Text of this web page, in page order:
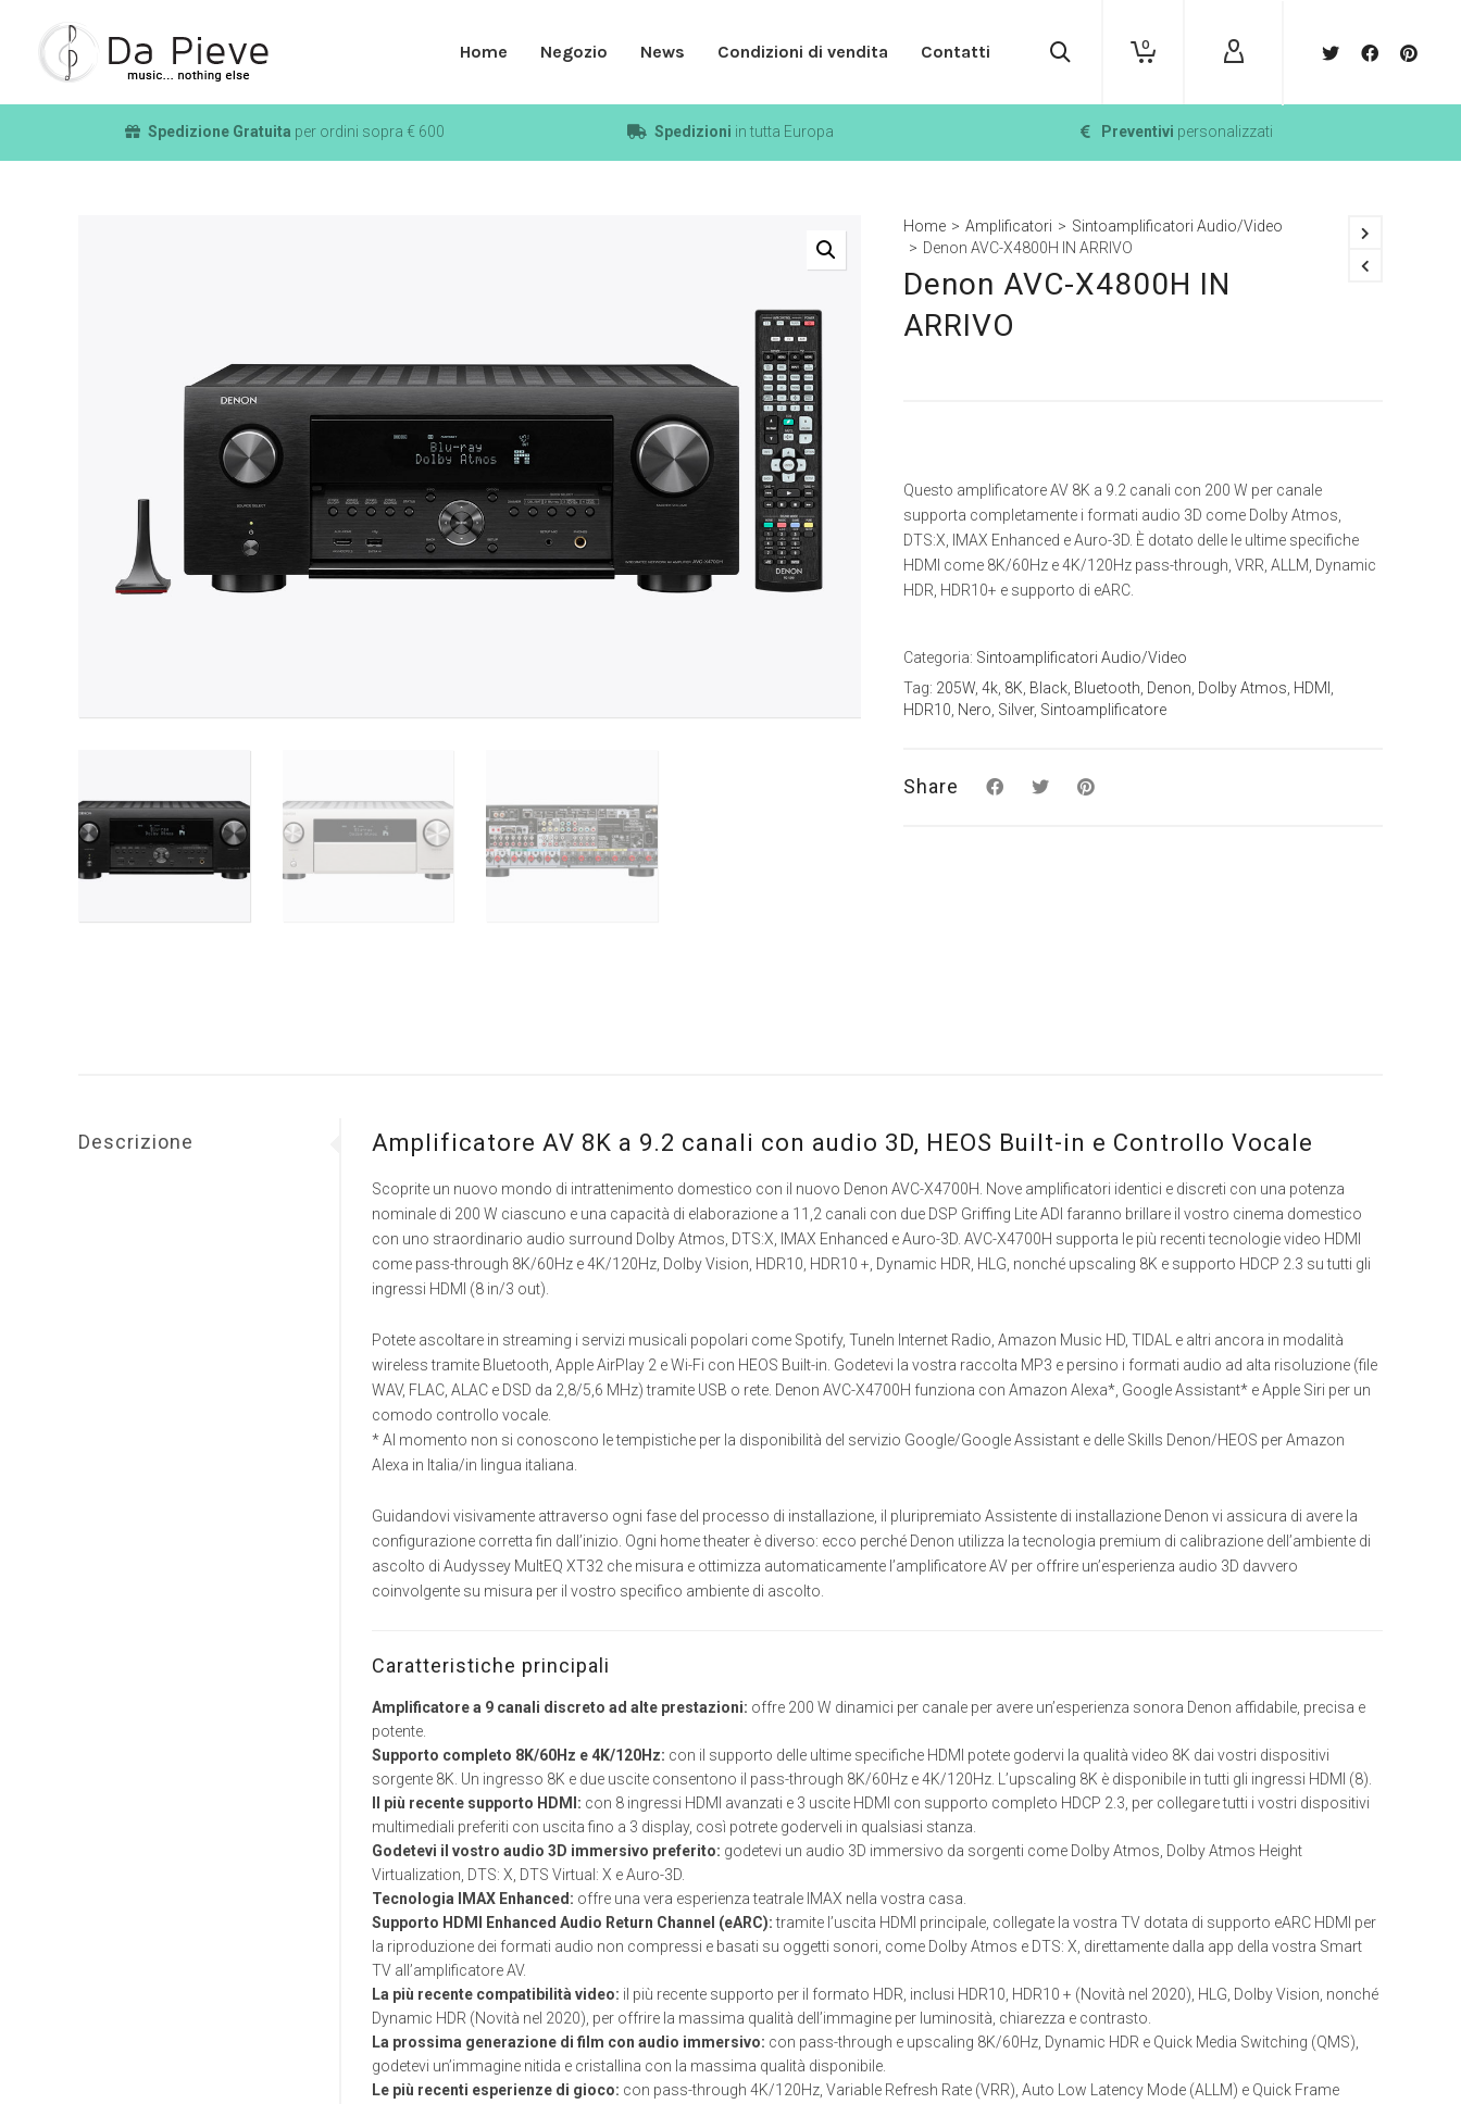
Home Negozio News Condizioni di vendita Contatti 0
Spedizione Gratuita per ordini sopra € 600 Spedizioni in tutta Europa Preventivi personalizzati
Home > Amplificatori > Sintoamplificatori Audio/Video
> Denon AVC-X4800H IN ARRIVO
Denon AVC-X4800H IN
ARRIVO
Questo amplificatore AV 8K a 9.2 canali con 200 W per canale
supporta completamente i formati audio 3D come Dolby Atmos,
DTS:X, IMAX Enhanced e Auro-3D. È dotato delle le ultime specifiche
HDMI come 8K/60Hz e 4K/120Hz pass-through, VRR, ALLM, Dynamic
HDR, HDR10+ e supporto di eARC.
Categoria: Sintoamplificatori Audio/Video
Tag: 205W 4k 8K Black Bluetooth Denon Dolby Atmos HDMI
HDR10 Nero Silver, Sintoamplificatore
Share
Descrizione Amplificatore AV 8K a 9.2 canali con audio 3D, HEOS Built-in e Controllo Vocale
Scoprite un nuovo mondo di intrattenimento domestico con il nuovo Denon AVC-X4700H. Nove amplificatori identici e discreti con una potenza
nominale di 200 W ciascuno e una capacità di elaborazione a 11,2 canali con due DSP Griffing Lite ADI faranno brillare il vostro cinema domestico
con uno straordinario audio surround Dolby Atmos, DTS:X, IMAX Enhanced e Auro-3D. AVC-X4700H supporta le più recenti tecnologie video HDMI
come pass-through 8K/60Hz e 4K/120Hz, Dolby Vision, HDR10, HDR10 +, Dynamic HDR, HLG, nonché upscaling 8K e supporto HDCP 2.3 su tutti gli
ingressi HDMI (8 in/3 out).
Potete ascoltare in streaming i servizi musicali popolari come Spotify, TuneIn Internet Radio, Amazon Music HD, TIDAL e altri ancora in modalità
wireless tramite Bluetooth, Apple AirPlay 2 e Wi-Fi con HEOS Built-in. Godetevi la vostra raccolta MP3 e persino i formati audio ad alta risoluzione (file
WAV, FLAC, ALAC e DSD da 2,8/5,6 MHz) tramite USB o rete. Denon AVC-X4700H funziona con Amazon Alexa*, Google Assistant* e Apple Siri per un
comodo controllo vocale.
* Al momento non si conoscono le tempistiche per la disponibilità del servizio Google/Google Assistant e delle Skills Denon/HEOS per Amazon
Alexa in Italia/in lingua italiana.
Guidandovi visivamente attraverso ogni fase del processo di installazione, il pluripremiato Assistente di installazione Denon vi assicura di avere la
configurazione corretta fin dall’inizio. Ogni home theater è diverso: ecco perché Denon utilizza la tecnologia premium di calibrazione dell’ambiente di
ascolto di Audyssey MultEQ XT32 che misura e ottimizza automaticamente l’amplificatore AV per offrire un’esperienza audio 3D davvero
coinvolgente su misura per il vostro specifico ambiente di ascolto.
Caratteristiche principali
Amplificatore a 9 canali discreto ad alte prestazioni: offre 200 W dinamici per canale per avere un’esperienza sonora Denon affidabile, precisa e
potente.
Supporto completo 8K/60Hz e 4K/120Hz: con il supporto delle ultime specifiche HDMI potete godervi la qualità video 8K dai vostri dispositivi
sorgente 8K. Un ingresso 8K e due uscite consentono il pass-through 8K/60Hz e 4K/120Hz. L’upscaling 8K è disponibile in tutti gli ingressi HDMI (8).
Il più recente supporto HDMI: con 8 ingressi HDMI avanzati e 3 uscite HDMI con supporto completo HDCP 2.3, per collegare tutti i vostri dispositivi
multimediali preferiti con uscita fino a 3 display, così potrete goderveli in qualsiasi stanza.
Godetevi il vostro audio 3D immersivo preferito: godetevi un audio 3D immersivo da sorgenti come Dolby Atmos, Dolby Atmos Height
Virtualization, DTS: X, DTS Virtual: X e Auro-3D.
Tecnologia IMAX Enhanced: offre una vera esperienza teatrale IMAX nella vostra casa.
Supporto HDMI Enhanced Audio Return Channel (eARC):tramite l’uscita HDMI principale, collegate la vostra TV dotata di supporto eARC HDMI per
la riproduzione dei formati audio non compressi e basati su oggetti sonori, come Dolby Atmos e DTS: X, direttamente dalla app della vostra Smart
TV all’amplificatore AV.
La più recente compatibilità video: il più recente supporto per il formato HDR, inclusi HDR10, HDR10 + (Novità nel 2020), HLG, Dolby Vision, nonché
Dynamic HDR (Novità nel 2020), per offrire la massima qualità dell’immagine per luminosità, chiarezza e contrasto.
La prossima generazione di film con audio immersivo: con pass-through e upscaling 8K/60Hz, Dynamic HDR e Quick Media Switching (QMS),
godetevi un’immagine nitida e cristallina con la massima qualità disponibile.
Le più recenti esperienze di gioco: con pass-through 4K/120Hz, Variable Refresh Rate (VRR), Auto Low Latency Mode (ALLM) e Quick Frame